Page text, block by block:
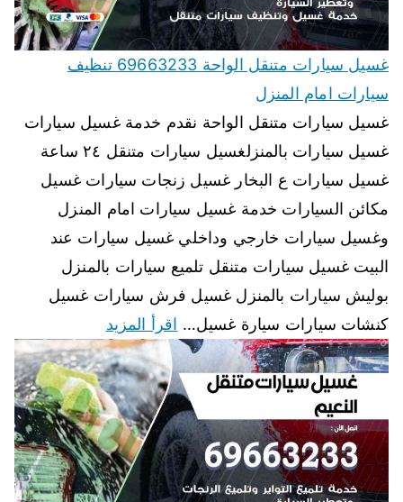
غسيل سيارات متنقل الواحة 69663233 تنظيف
سيارات امام المنزل
غسيل سيارات متنقل الواحة نقدم خدمة غسيل سيارات
غسيل سيارات بالمنزلغسيل سيارات متنقل ٢٤ ساعة
غسيل سيارات ع البخار غسيل زنجات سيارات غسيل
مكائن السيارات خدمة غسيل سيارات امام المنزل
وغسيل سيارات خارجي وداخلي غسيل سيارات عند
البيت غسيل سيارات متنقل تلميع سيارات بالمنزل
بوليش سيارات بالمنزل غسيل فرش سيارات غسيل
كنشات سيارات سيارة غسيل… اقرأ المزيد